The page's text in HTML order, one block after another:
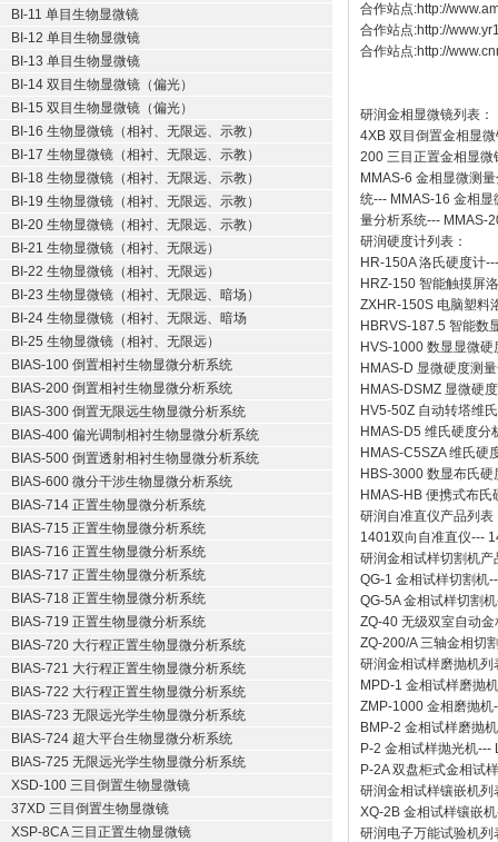
BI-11 单目生物显微镜
BI-12 单目生物显微镜
BI-13 单目生物显微镜
BI-14 双目生物显微镜（偏光）
BI-15 双目生物显微镜（偏光）
BI-16 生物显微镜（相衬、无限远、示教）
BI-17 生物显微镜（相衬、无限远、示教）
BI-18 生物显微镜（相衬、无限远、示教）
BI-19 生物显微镜（相衬、无限远、示教）
BI-20 生物显微镜（相衬、无限远、示教）
BI-21 生物显微镜（相衬、无限远）
BI-22 生物显微镜（相衬、无限远）
BI-23 生物显微镜（相衬、无限远、暗场）
BI-24 生物显微镜（相衬、无限远、暗场
BI-25 生物显微镜（相衬、无限远）
BIAS-100 倒置相衬生物显微分析系统
BIAS-200 倒置相衬生物显微分析系统
BIAS-300 倒置无限远生物显微分析系统
BIAS-400 偏光调制相衬生物显微分析系统
BIAS-500 倒置透射相衬生物显微分析系统
BIAS-600 微分干涉生物显微分析系统
BIAS-714 正置生物显微分析系统
BIAS-715 正置生物显微分析系统
BIAS-716 正置生物显微分析系统
BIAS-717 正置生物显微分析系统
BIAS-718 正置生物显微分析系统
BIAS-719 正置生物显微分析系统
BIAS-720 大行程正置生物显微分析系统
BIAS-721 大行程正置生物显微分析系统
BIAS-722 大行程正置生物显微分析系统
BIAS-723 无限远光学生物显微分析系统
BIAS-724 超大平台生物显微分析系统
BIAS-725 无限远光学生物显微分析系统
XSD-100 三目倒置生物显微镜
37XD 三目倒置生物显微镜
XSP-8CA 三目正置生物显微镜
合作站点:http://
合作站点:http://
合作站点:http://
研润金相显微镜列表：
4XB 双目倒置金相显
200 三目正置金相显微
MMAS-6 金相显微测
统--- MMAS-16 金相显
量分析系统--- MMAS-
研润硬度计列表：
HR-150A 洛氏硬度计
HRZ-150 智能触摸屏
ZXHR-150S 电脑塑料
HBRVS-187.5 智能数
HVS-1000 数显显微硬
HMAS-D 显微硬度测
HMAS-DSMZ 显微硬
HV5-50Z 自动转塔维
HMAS-D5 维氏硬度分
HMAS-C5SZA 维氏硬
HBS-3000 数显布氏硬
HMAS-HB 便携式布氏
研润自准直仪产品列表
1401双向自准直仪---
研润金相试样切割机产
QG-1 金相试样切割机
QG-5A 金相试样切割机
ZQ-40 无级双室自动金
ZQ-200/A 三轴金相切
研润金相试样磨抛机列
MPD-1 金相试样磨抛机
ZMP-1000 金相磨抛机
BMP-2 金相试样磨抛机
P-2 金相试样抛光机---
P-2A 双盘柜式金相试
研润金相试样镶嵌机列
XQ-2B 金相试样镶嵌机
研润电子万能试验机列